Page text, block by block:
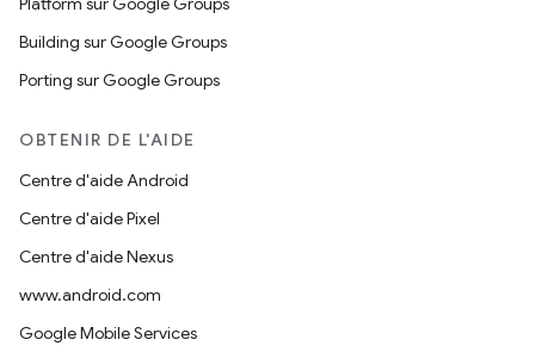
Building sur Google Groups
Porting sur Google Groups
OBTENIR DE L'AIDE
Centre d'aide Android
Centre d'aide Pixel
Centre d'aide Nexus
www.android.com
Google Mobile Services